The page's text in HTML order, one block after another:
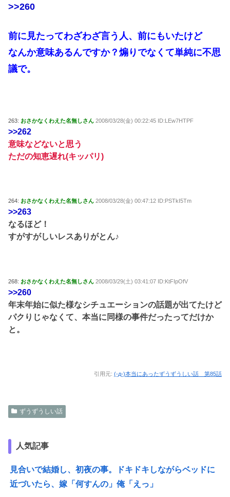
>>260
前に見たってわざわざ言う人、前にもいたけど
なんか意味あるんですか？煽りでなくて単純に不思
議で。
263: おさかなくわえた名無しさん 2008/03/28(金) 00:22:45 ID:LEw7HTPF
>>262
意味などないと思う
ただの知恵遅れ(キッパリ)
264: おさかなくわえた名無しさん 2008/03/28(金) 00:47:12 ID:PSTkI5Tm
>>263
なるほど！
すがすがしいレスありがとん♪
268: おさかなくわえた名無しさん 2008/03/29(土) 03:41:07 ID:KtFIpOfV
>>260
年末年始に似た様なシチュエーションの話題が出てたけど
パクりじゃなくて、本当に同様の事件だったってだけか
と。
引用元: (-д-)本当にあったずうずうしい話 第85話
ずうずうしい話
人気記事
見合いで結婚し、初夜の事。ドキドキしながらベッドに
近づいたら、嫁「何すんの」俺「えっ」